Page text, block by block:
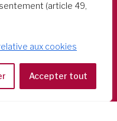
(article 49,
aux cookies
Accepter tout
Cuore
58 20 31 17